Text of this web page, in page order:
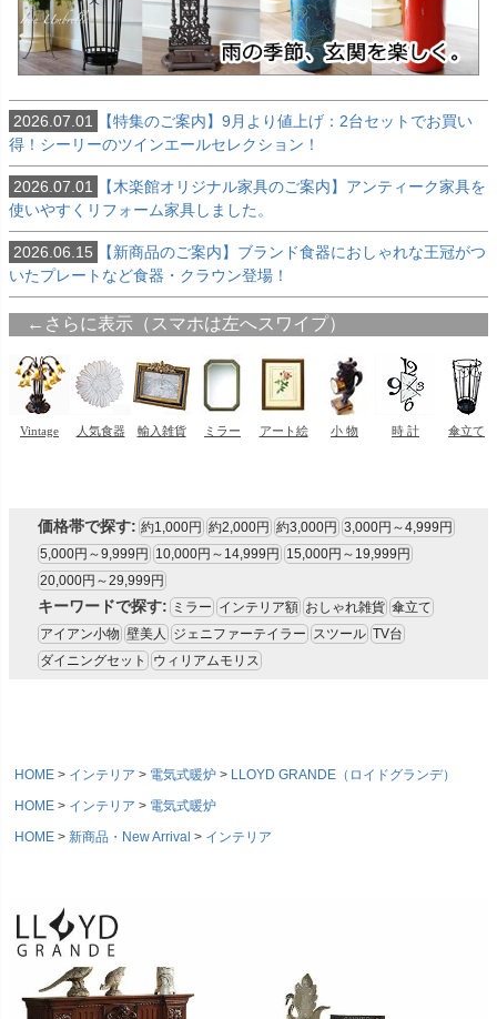
2026.07.01
【特集のご案内】9月より値上げ：2台セットでお買い
得！シーリーのツインエールセレクション！
2026.07.01
【木楽館オリジナル家具のご案内】アンティーク家具を
使いやすくリフォーム家具しました。
2026.06.15
【新商品のご案内】ブランド食器におしゃれな王冠がつ
いたプレートなど食器・クラウン登場！
価格帯で探す: 約1,000円 約2,000円 約3,000円 3,000円～4,999円
5,000円～9,999円
10,000円～14,999円
15,000円～19,999円
20,000円～29,999円
キーワードで探す: ミラー インテリア額 おしゃれ雑貨 傘立て
アイアン小物 壁美人 ジェニファーテイラー スツール TV台
ダイニングセット
ウィリアムモリス
HOME インテリア 電気式暖炉
LLOYD GRANDE（ロイドグランデ）
HOME
インテリア
電気式暖炉
HOME
新商品・New Arrival インテリア